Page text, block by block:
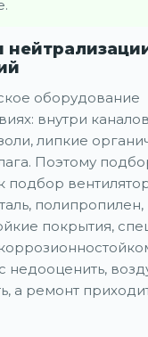
оборудование
внутри
липкие
Поэтому
подбор
покрытия,
недооценить,
а ремонт